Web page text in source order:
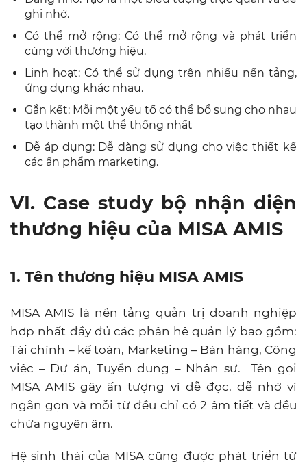
ghi nhớ.
Có thể mở rộng: Có thể mở rộng và phát triển
cùng với thương hiệu.
Linh hoạt: Có thể sử dụng trên nhiều nền tảng,
ứng dụng khác nhau.
Gắn kết: Mỗi một yếu tố có thể bổ sung cho nhau
tạo thành một thể thống nhất
Dễ áp dụng: Dễ dàng sử dụng cho việc thiết kế
các ấn phẩm marketing.
VI. Case study bộ nhận diện
thương hiệu của MISA AMIS
1. Tên thương hiệu MISA AMIS
MISA AMIS là nền tảng quản trị doanh nghiệp
hợp nhất đầy đủ các phân hệ quản lý bao gồm:
Tài chính – kế toán, Marketing – Bán hàng, Công
việc – Dự án, Tuyển dụng – Nhân sự. Tên gọi
MISA AMIS gây ấn tượng vì dễ đọc, dễ nhớ vì
ngắn gọn và mỗi từ đều chỉ có 2 âm tiết và đều
chứa nguyên âm.
Hệ sinh thái của MISA cũng được phát triển từ